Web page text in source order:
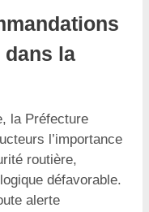
la
la Préfecture
l’importance
routière,
défavorable.
alerte